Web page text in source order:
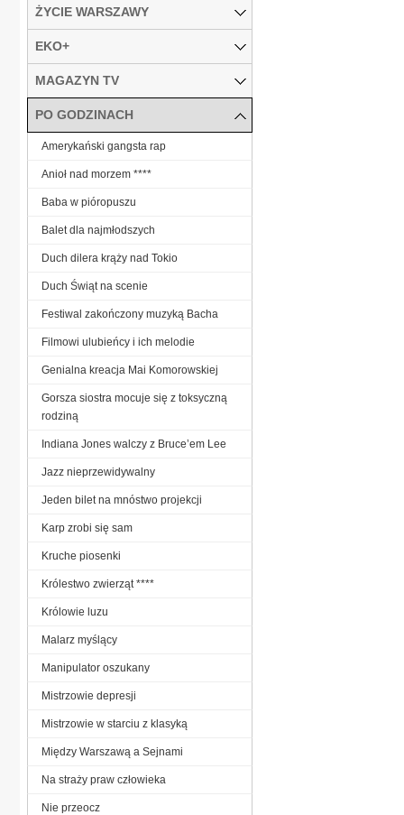
ŻYCIE WARSZAWY
EKO+
MAGAZYN TV
PO GODZINACH
Amerykański gangsta rap
Anioł nad morzem ****
Baba w pióropuszu
Balet dla najmłodszych
Duch dilera krąży nad Tokio
Duch Świąt na scenie
Festiwal zakończony muzyką Bacha
Filmowi ulubieńcy i ich melodie
Genialna kreacja Mai Komorowskiej
Gorsza siostra mocuje się z toksyczną
rodziną
Indiana Jones walczy z Bruce’em Lee
Jazz nieprzewidywalny
Jeden bilet na mnóstwo projekcji
Karp zrobi się sam
Kruche piosenki
Królestwo zwierząt ****
Królowie luzu
Malarz myślący
Manipulator oszukany
Mistrzowie depresji
Mistrzowie w starciu z klasyką
Między Warszawą a Sejnami
Na straży praw człowieka
Nie przeocz